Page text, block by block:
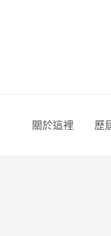
關於這裡
歷